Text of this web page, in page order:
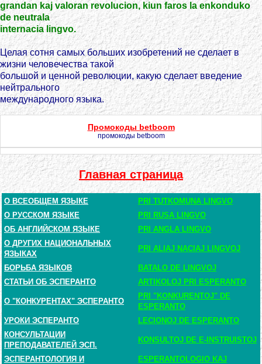
grandan kaj valoran revolucion, kiun faros la enkonduko
de neutrala
internacia lingvo.
Целая сотня самых больших изобретений не сделает в
жизни человечества такой
большой и ценной революции, какую сделает введение
нейтрального
международного языка.
Промокоды betboom
промокоды betboom
Главная страница
О ВСЕОБЩЕМ ЯЗЫКЕ
PRI TUTKOMUNA LINGVO
О РУССКОМ ЯЗЫКЕ
PRI RUSA LINGVO
ОБ АНГЛИЙСКОМ ЯЗЫКЕ
PRI ANGLA LINGVO
О ДРУГИХ НАЦИОНАЛЬНЫХ
ЯЗЫКАХ
PRI ALIAJ NACIAJ LINGVOJ
БОРЬБА ЯЗЫКОВ
BATALO DE LINGVOJ
СТАТЬИ ОБ ЭСПЕРАНТО
ARTIKOLOJ PRI ESPERANTO
О "КОНКУРЕНТАХ" ЭСПЕРАНТО
PRI "KONKURENTOJ" DE
ESPERANTO
УРОКИ ЭСПЕРАНТО
LECIONOJ DE ESPERANTO
КОНСУЛЬТАЦИИ
ПРЕПОДАВАТЕЛЕЙ ЭСП.
KONSULTOJ DE E-INSTRUISTOJ
ЭСПЕРАНТОЛОГИЯ И
ESPERANTOLOGIO KAJ